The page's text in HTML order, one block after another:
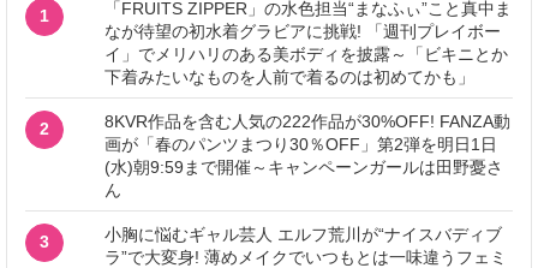
1
「FRUITS ZIPPER」の水色担当“まなふぃ”こと真中ま
なが待望の初水着グラビアに挑戦! 「週刊プレイボー
イ」でメリハリのある美ボディを披露～「ビキニとか
下着みたいなものを人前で着るのは初めてかも」
2
8KVR作品を含む人気の222作品が30%OFF! FANZA動
画が「春のパンツまつり30％OFF」第2弾を明日1日
(水)朝9:59まで開催～キャンペーンガールは田野憂さ
ん
3
小胸に悩むギャル芸人 エルフ荒川が“ナイスバディブ
ラ”で大変身! 薄めメイクでいつもとは一味違うフェミ